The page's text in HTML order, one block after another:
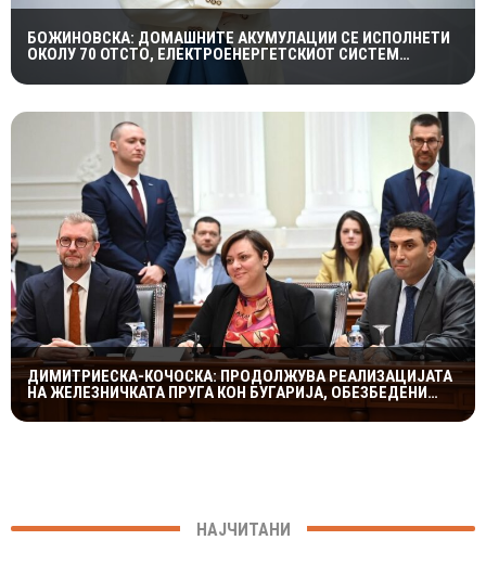
БОЖИНОВСКА: ДОМАШНИТЕ АКУМУЛАЦИИ СЕ ИСПОЛНЕТИ
ОКОЛУ 70 ОТСТО, ЕЛЕКТРОЕНЕРГЕТСКИОТ СИСТЕМ
ОСТАНУВА СТАБИЛЕН
ДИМИТРИЕСКА-КОЧОСКА: ПРОДОЛЖУВА РЕАЛИЗАЦИЈАТА
НА ЖЕЛЕЗНИЧКАТА ПРУГА КОН БУГАРИЈА, ОБЕЗБЕДЕНИ
СИТЕ ПРЕДУСЛОВИ
НАЈЧИТАНИ